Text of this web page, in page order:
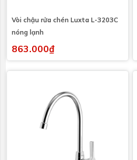
Vòi chậu rửa chén Luxta L-3203C
nóng lạnh
863.000₫